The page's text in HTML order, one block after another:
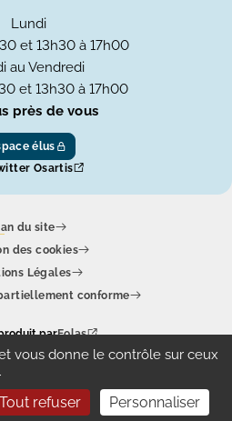
vous donne le contrôle sur ceux
Tout refuser Personnaliser
Lundi
et 13h30 à 17h00
au Vendredi
et 13h30 à 17h00
près de vous
élus
Osartis
du site
des cookies
Légales
conforme
parEolas